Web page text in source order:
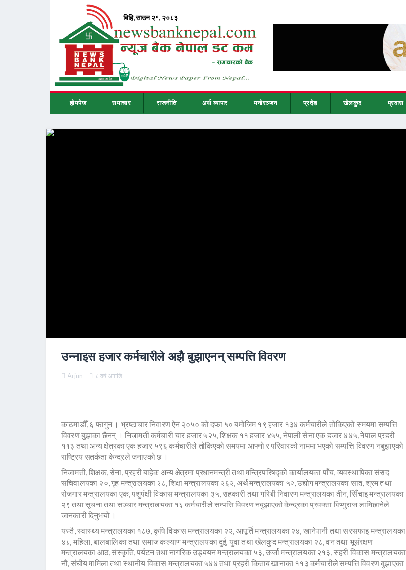
होमपेज समाचार राजनीति अर्थ ब्यापार मनोरञ्जन प्रदेश खेलकुद प्रवास
उन्नाइस हजार कर्मचारीले अझै बुझाएनन् सम्पत्ति विवरण
Arjun ८ वर्ष अगाडि
काठमाडौँ, ६ फागुन । भ्रष्टाचार निवारण ऐन २०५० को दफा ५० बमोजिम १९ हजार १३४ कर्मचारीले तोकिएको समयमा सम्पत्ति
विवरण बुझाका छैनन् । निजामती कर्मचारी चार हजार ५२५, शिक्षक ११ हजार ४५५, नेपाली सेना एक हजार ४४५, नेपाल प्रहरी
११३ तथा अन्य क्षेत्रका एक हजार ५९६ कर्मचारीले तोकिएको समयमा आफ्नो र परिवारको नाममा भएको सम्पत्ति विवरण नबुझाएको
राष्ट्रिय सतर्कता केन्द्रले जनाएको छ ।
निजामती, शिक्षक, सेना, प्रहरी बाहेक अन्य क्षेत्रमा प्रधानमन्त्री तथा मन्त्रिपरिषद्को कार्यालयका पाँच, व्यवस्थापिका संसद
सचिवालयका २०, गृह मन्त्रालयका २८, शिक्षा मन्त्रालयका २६२, अर्थ मन्त्रालयका ५२, उद्योग मन्त्रालयका सात, श्रम तथा
रोजगार मन्त्रालयका एक, पशुपंक्षी विकास मन्त्रालयका ३५, सहकारी तथा गरिबी निवारण मन्त्रालयका तीन, सिँचाइ मन्त्रालयका
२९ तथा सूचना तथा सञ्चार मन्त्रालयका १६ कर्मचारीले सम्पत्ति विवरण नबुझाएको केन्द्रका प्रवक्ता विष्णुराज लामिछानेले
जानकारी दिनुभयो ।
यस्तै, स्वास्थ्य मन्त्रालयका १८७, कृषि विकास मन्त्रालयका २२, आपूर्ति मन्त्रालयका २४, खानेपानी तथा सरसफाइ मन्त्रालयका
४८, महिला, बालबालिका तथा समाज कल्याण मन्त्रालयका दुई, युवा तथा खेलकुद मन्त्रालयका २८, वन तथा भूसंरक्षण
मन्त्रालयका आठ, संस्कृति, पर्यटन तथा नागरिक उड्ययन मन्त्रालयका ५३, ऊर्जा मन्त्रालयका २१३, सहरी विकास मन्त्रालयका
नौ, संघीय मामिला तथा स्थानीय विकास मन्त्रालयका ५४४ तथा प्रहरी किताब खानाका ११३ कर्मचारीले सम्पत्ति विवरण बुझाएका